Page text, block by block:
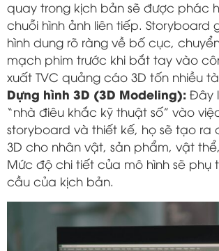
quay trong kịch bản sẽ được phác
chuỗi hình ảnh liên tiếp. Storyboard
hình dung rõ ràng về bố cục,
mạch phim trước khi bắt tay vào
xuất TVC quảng cáo 3D tốn nhiều
Dựng hình 3D (3D Modeling): Đây
“nhà điêu khắc kỹ thuật số” vào
storyboard và thiết kế, họ sẽ tạo ra
3D cho nhân vật, sản phẩm, vật
Mức độ chi tiết của mô hình sẽ phụ
cầu của kịch bản.